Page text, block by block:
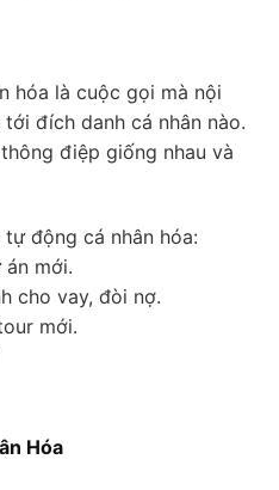
hóa là cuộc gọi mà nội
đích danh cá nhân nào.
điệp giống nhau và
động cá nhân hóa:
mới.
cho vay, đòi nợ.
mới.
Hóa